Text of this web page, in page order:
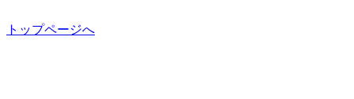
流での現状分析、顧客ヒアリング、戦略策定、技術選定、
ーケットプレイス」が存在し、本ツールを活用で上司の引
w.businessinsider.jp/post-283587) アサヒグループホールディン
（真北）という言葉がよくつかわれる。針が少し東に傾い
トップページへ